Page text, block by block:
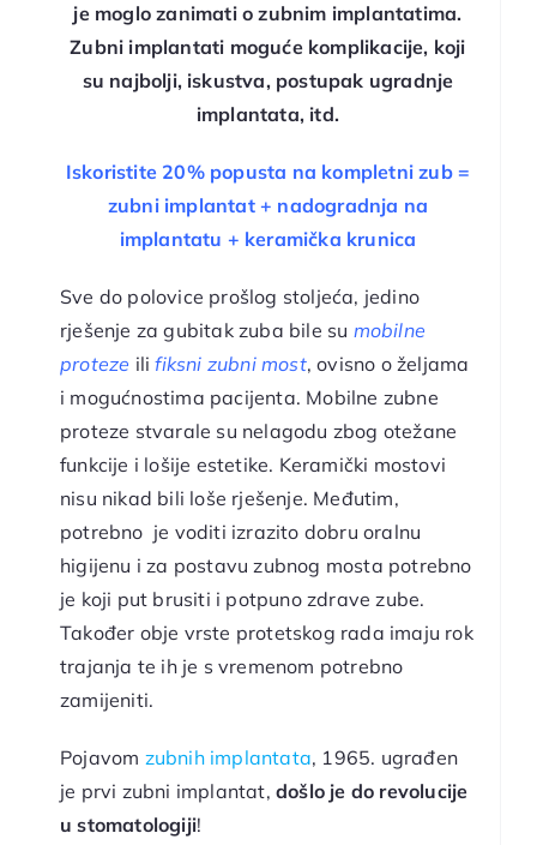
je moglo zanimati o zubnim implantatima.
Zubni implantati moguće komplikacije, koji
su najbolji, iskustva, postupak ugradnje
implantata, itd.
Iskoristite 20% popusta na kompletni zub =
zubni implantat + nadogradnja na
implantatu + keramička krunica
Sve do polovice prošlog stoljeća, jedino
rješenje za gubitak zuba bile su mobilne
proteze ilifiksni zubni most, ovisno o željama
i mogućnostima pacijenta. Mobilne zubne
proteze stvarale su nelagodu zbog otežane
funkcije i lošije estetike. Keramički mostovi
nisu nikad bili loše rješenje. Međutim,
potrebno je voditi izrazito dobru oralnu
higijenu i za postavu zubnog mosta potrebno
je koji put brusiti i potpuno zdrave zube.
Također obje vrste protetskog rada imaju rok
trajanja te ih je s vremenom potrebno
zamijeniti.
Pojavom zubnih implantata, 1965. ugrađen
je prvi zubni implantat, došlo je do revolucije
u stomatologiji!